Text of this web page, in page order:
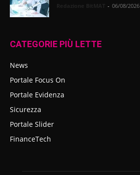
- 06/08/2026
CATEGORIE PIÙ LETTE
News
Portale Focus On
Portale Evidenza
Sicurezza
Portale Slider
FinanceTech